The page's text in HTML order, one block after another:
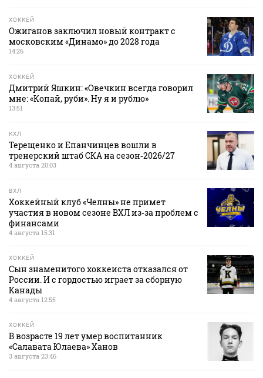
ХОККЕЙ
Ожиганов заключил новый контракт с
московским «Динамо» до 2028 года
14:26
ХОККЕЙ
Дмитрий Яшкин: «Овечкин всегда говорил
мне: «Копай, руби». Ну я и рублю»
13:51
КХЛ
Терещенко и Епанчинцев вошли в
тренерский штаб СКА на сезон‑2026/27
4 августа 20:03
ВХЛ
Хоккейный клуб «Челны» не примет
участия в новом сезоне ВХЛ из‑за проблем с
финансами
4 августа 15:31
ХОККЕЙ
Сын знаменитого хоккеиста отказался от
России. И с гордостью играет за сборную
Канады
4 августа 12:55
ХОККЕЙ
В возрасте 19 лет умер воспитанник
«Салавата Юлаева» Ханов
3 августа 23:46